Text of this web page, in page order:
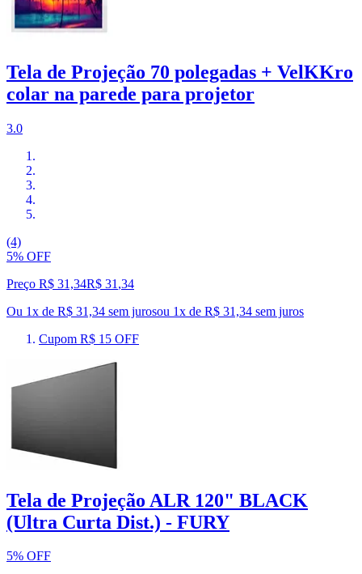
Tela de Projeção 70 polegadas + VelKKro
colar na parede para projetor
3.0
(4)
5% OFF
Preço R$ 31,34R$ 31 ,34
Ou 1x de R$ 31,34 sem jurosou 1x de R$ 31,34 sem juros
Cupom R$ 15 OFF
Tela de Projeção ALR 120" BLACK
(Ultra Curta Dist.) - FURY
5% OFF